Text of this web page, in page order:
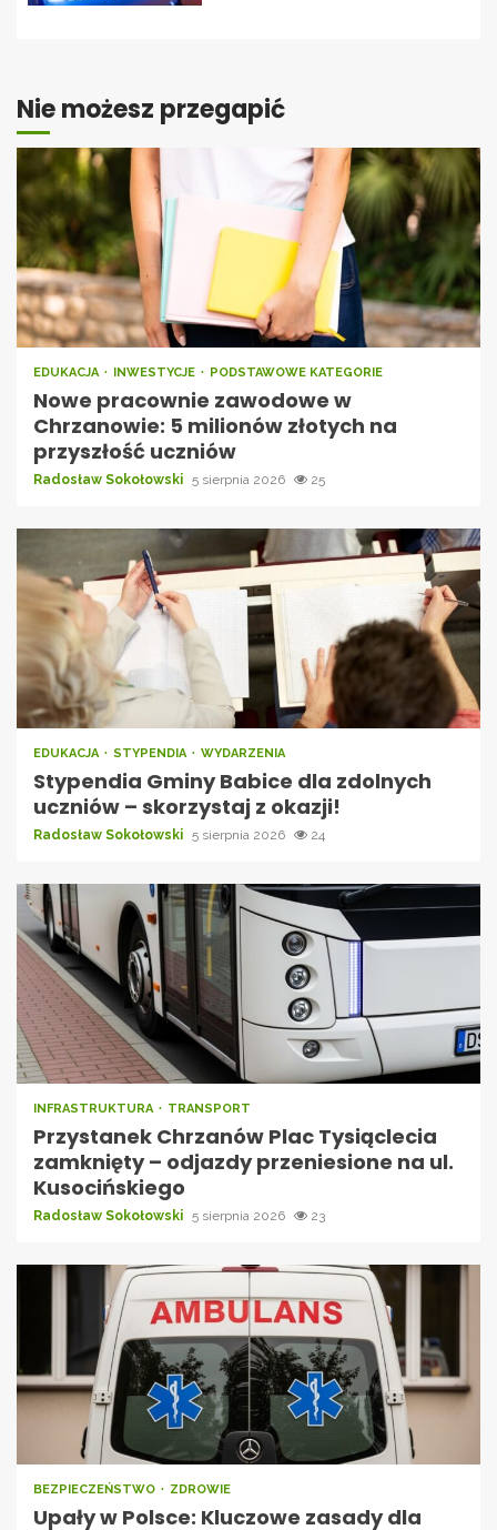
Nie możesz przegapić
EDUKACJA INWESTYCJE PODSTAWOWE KATEGORIE
Nowe pracownie zawodowe w
Chrzanowie: 5 milionów złotych na
przyszłość uczniów
Radosław Sokołowski 5 sierpnia 2026 25
EDUKACJA STYPENDIA WYDARZENIA
Stypendia Gminy Babice dla zdolnych
uczniów – skorzystaj z okazji!
Radosław Sokołowski 5 sierpnia 2026 24
INFRASTRUKTURA TRANSPORT
Przystanek Chrzanów Plac Tysiąclecia
zamknięty – odjazdy przeniesione na ul.
Kusocińskiego
Radosław Sokołowski 5 sierpnia 2026 23
BEZPIECZEŃSTWO ZDROWIE
Upały w Polsce: Kluczowe zasady dla